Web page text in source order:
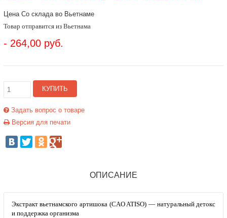
Цена Со склада во Вьетнаме
Товар отправится из Вьетнама
- 264,00 руб.
КУПИТЬ
Задать вопрос о товаре
Версия для печати
ОПИСАНИЕ
Экстракт вьетнамского артишока (CAO ATISO) — натуральный детокс
и поддержка организма